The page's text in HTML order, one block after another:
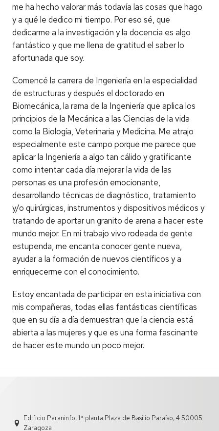
me ha hecho valorar más todavía las cosas que hago
y a qué le dedico mi tiempo. Por eso sé, que
dedicarme a la investigación y la docencia es algo
fantástico y que me llena de gratitud el saber lo
afortunada que soy.
Comencé la carrera de Ingeniería en la especialidad
de estructuras y después el doctorado en
Biomecánica, la rama de la Ingeniería que aplica los
principios de la Mecánica a las Ciencias de la vida
como la Biología, Veterinaria y Medicina. Me atrajo
especialmente este campo porque me parece que
aplicar la Ingeniería a algo tan cálido y gratificante
como intentar cada día mejorar la vida de las
personas es una profesión emocionante,
desarrollando técnicas de diagnóstico, tratamiento
y/o quirúrgicas, instrumentos y dispositivos médicos y
tratando de aportar un granito de arena a hacer este
mundo mejor. En mi trabajo vivo rodeada de gente
estupenda, me encanta conocer gente nueva,
ayudar a la formación de nuevos científicos y a
enriquecerme con el conocimiento.
Estoy encantada de participar en esta iniciativa con
mis compañeras, todas ellas fantásticas científicas
que en su día a día demuestran que la ciencia está
abierta a las mujeres y que es una forma fascinante
de hacer este mundo un poco mejor.
Edificio Paraninfo, 1.ª planta Plaza de Basilio Paraíso, 4 50005
Zaragoza